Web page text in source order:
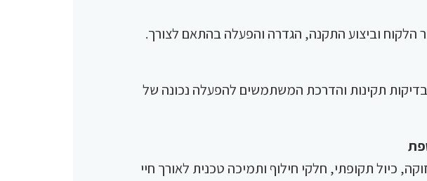
הלקוח וביצוע התקנה, הגדרה והפעלה בהתאם לצורך.
בדיקות תקינות והדרכת המשתמשים להפעלה נכונה של
כיול תקופתי, חלקי חילוף ותמיכה טכנית לאורך חיי